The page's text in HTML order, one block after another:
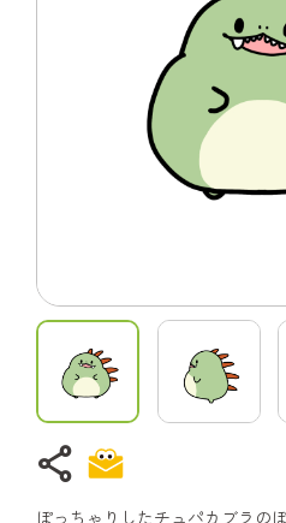
share
ぽっちゃりしたチュパカブラの